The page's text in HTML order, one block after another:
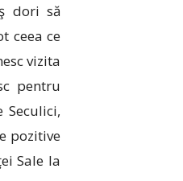
dori să
ceea ce
vizita
pentru
pozitive
Sale la